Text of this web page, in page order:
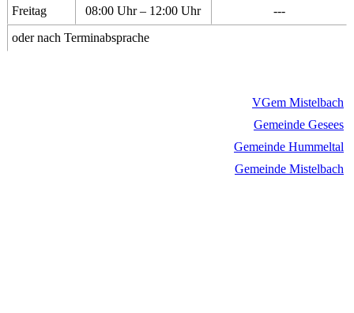
Freitag
08:00 Uhr – 12:00 Uhr
---
oder nach Terminabsprache
VGem Mistelbach
Gemeinde Gesees
Gemeinde Hummeltal
Gemeinde Mistelbach